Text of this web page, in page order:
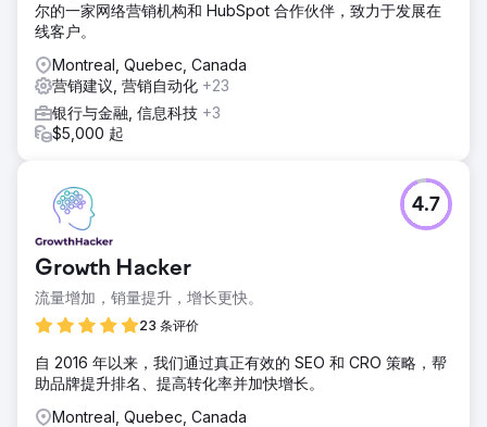
尔的一家网络营销机构和 HubSpot 合作伙伴，致力于发展在
线客户。
Montreal, Quebec, Canada
营销建议, 营销自动化 +23
银行与金融, 信息科技 +3
$5,000 起
Growth Hacker
流量增加，销量提升，增长更快。
23 条评价
4.7
自 2016 年以来，我们通过真正有效的 SEO 和 CRO 策略，帮
助品牌提升排名、提高转化率并加快增长。
Montreal, Quebec, Canada